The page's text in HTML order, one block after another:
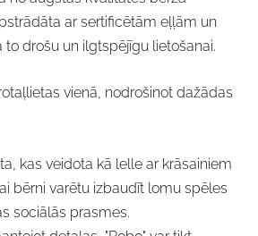
ar sertificētām eļļām un
to drošu un ilgtspējīgu lietošanai.
vienā, nodrošinot dažādas
kas veidota kā lelle ar krāsainiem
bērni varētu izbaudīt lomu spēles
sociālās prasmes.